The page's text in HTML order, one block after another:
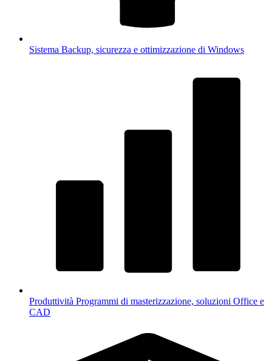
Sistema Backup, sicurezza e ottimizzazione di Windows
Produttività Programmi di masterizzazione, soluzioni Office e
CAD